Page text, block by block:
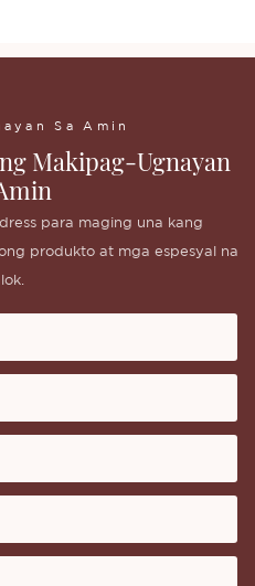
Sa Amin
Makipag-Ugnayan
para maging una kang
produkto at mga espesyal na